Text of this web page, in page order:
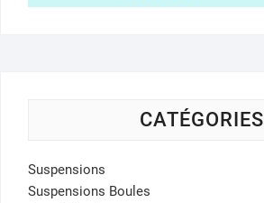
CATÉGORIES
Suspensions
Suspensions Boules